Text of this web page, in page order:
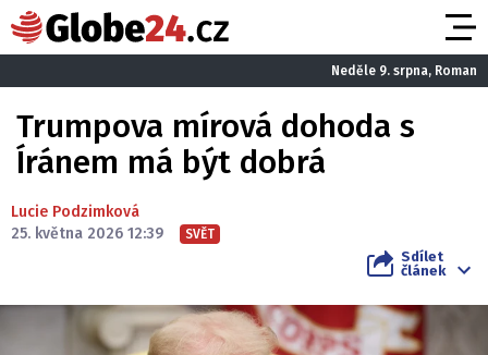
Neděle 9. srpna, Roman
Trumpova mírová dohoda s
Íránem má být dobrá
Lucie Podzimková
25. května 2026 12:39
SVĚT
Sdílet
článek